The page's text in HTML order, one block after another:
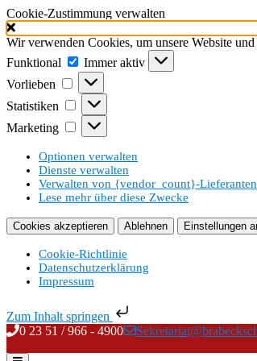
Cookie-Zustimmung verwalten
Wir verwenden Cookies, um unsere Website
Funktional
Funktional
Immer aktiv
Vorlieben
Vorlieben
Statistiken Statistiken
Marketing Marketing
Optionen verwalten
Dienste verwalten
Verwalten von {vendor_count}-Lieferanten
Lese mehr über diese Zwecke
Cookies akzeptieren Ablehnen Einstellungen
Cookie-Richtlinie
Datenschutzerklärung
Impressum
Zum Inhalt springen
Skip0 23 51 / 966 - 4900